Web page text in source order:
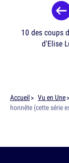
10 des coups
d'Elise
Accueil Vu en Une
honnête (cette série